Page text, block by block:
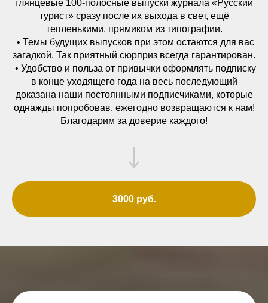
глянцевые 100-полосные выпуски журнала «Русский
турист» сразу после их выхода в свет, ещё
тепленькими, прямиком из типографии.
• Темы будущих выпусков при этом остаются для вас
загадкой. Так приятный сюрприз всегда гарантирован.
• Удобство и польза от привычки оформлять подписку
в конце уходящего года на весь последующий
доказана наши постоянными подписчиками, которые
однажды попробовав, ежегодно возвращаются к нам!
Благодарим за доверие каждого!
3000 руб.